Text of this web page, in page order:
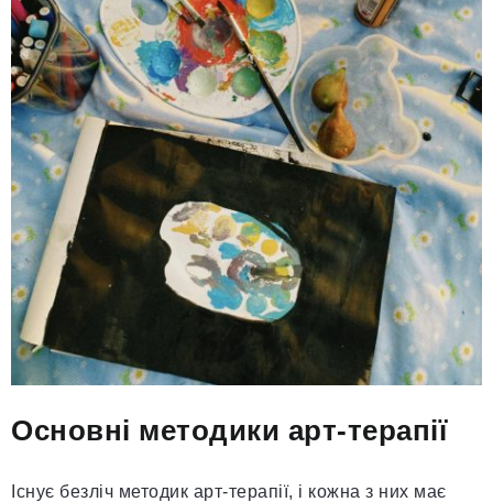
Основні методики арт-терапії
Існує безліч методик арт-терапії, і кожна з них має